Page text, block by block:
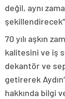
değil, aynı
70 yılı aşkın
kalitesini ve iş
dekantör ve
getirerek
hakkında bilgi